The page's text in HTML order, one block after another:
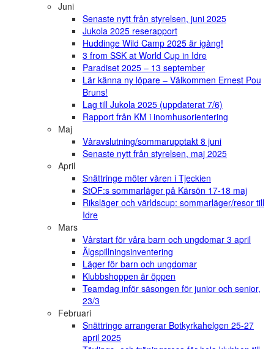
Juni
Senaste nytt från styrelsen, juni 2025
Jukola 2025 reserapport
Huddinge Wild Camp 2025 är igång!
3 from SSK at World Cup in Idre
Paradiset 2025 – 13 september
Lär känna ny löpare – Välkommen Ernest Pou
Bruns!
Lag till Jukola 2025 (uppdaterat 7/6)
Rapport från KM i inomhusorientering
Maj
Våravslutning/sommarupptakt 8 juni
Senaste nytt från styrelsen, maj 2025
April
Snättringe möter våren i Tjeckien
StOF:s sommarläger på Kärsön 17-18 maj
Riksläger och världscup: sommarläger/resor till
Idre
Mars
Vårstart för våra barn och ungdomar 3 april
Älgspillningsinventering
Läger för barn och ungdomar
Klubbshoppen är öppen
Teamdag inför säsongen för junior och senior,
23/3
Februari
Snättringe arrangerar Botkyrkahelgen 25-27
april 2025